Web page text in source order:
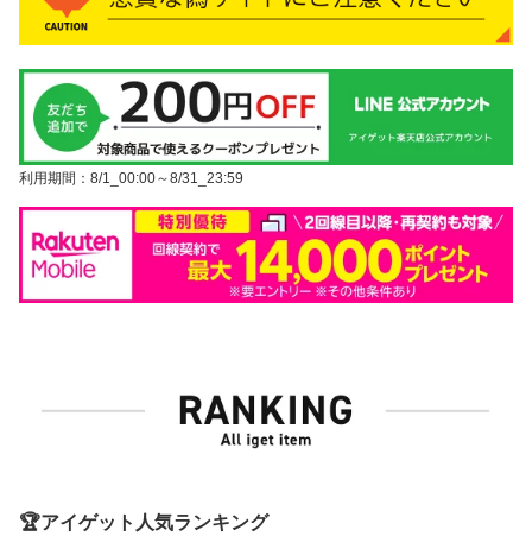
利用期間：8/1_00:00～8/31_23:59
🏆アイゲット人気ランキング